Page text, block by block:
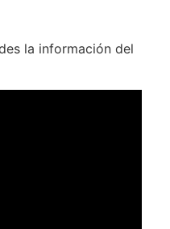
la información del